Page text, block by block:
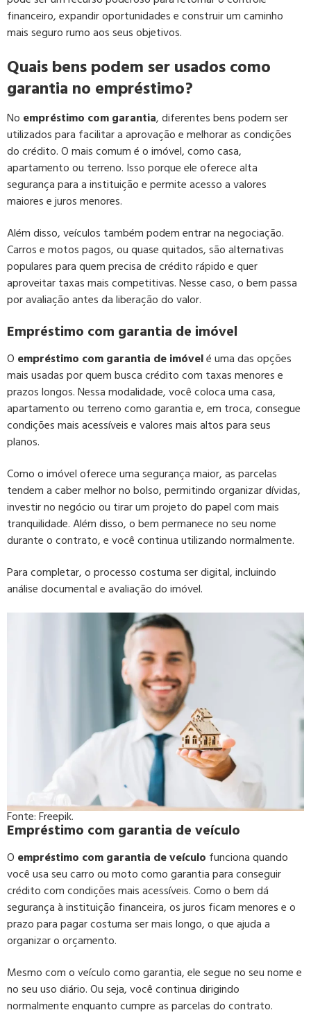
financeiro, expandir oportunidades e construir um caminho
mais seguro rumo aos seus objetivos.
Quais bens podem ser usados como
garantia no empréstimo?
No empréstimo com garantia, diferentes bens podem ser
utilizados para facilitar a aprovação e melhorar as condições
do crédito. O mais comum é o imóvel, como casa,
apartamento ou terreno. Isso porque ele oferece alta
segurança para a instituição e permite acesso a valores
maiores e juros menores.
Além disso, veículos também podem entrar na negociação.
Carros e motos pagos, ou quase quitados, são alternativas
populares para quem precisa de crédito rápido e quer
aproveitar taxas mais competitivas. Nesse caso, o bem passa
por avaliação antes da liberação do valor.
Empréstimo com garantia de imóvel
O empréstimo com garantia de imóvelé uma das opções
mais usadas por quem busca crédito com taxas menores e
prazos longos. Nessa modalidade, você coloca uma casa,
apartamento ou terreno como garantia e, em troca, consegue
condições mais acessíveis e valores mais altos para seus
planos.
Como o imóvel oferece uma segurança maior, as parcelas
tendem a caber melhor no bolso, permitindo organizar dívidas,
investir no negócio ou tirar um projeto do papel com mais
tranquilidade. Além disso, o bem permanece no seu nome
durante o contrato, e você continua utilizando normalmente.
Para completar, o processo costuma ser digital, incluindo
análise documental e avaliação do imóvel.
Fonte: Freepik.
Empréstimo com garantia de veículo
O empréstimo com garantia de veículo funciona quando
você usa seu carro ou moto como garantia para conseguir
crédito com condições mais acessíveis. Como o bem dá
segurança à instituição financeira, os juros ficam menores e o
prazo para pagar costuma ser mais longo, o que ajuda a
organizar o orçamento.
Mesmo com o veículo como garantia, ele segue no seu nome e
no seu uso diário. Ou seja, você continua dirigindo
normalmente enquanto cumpre as parcelas do contrato.